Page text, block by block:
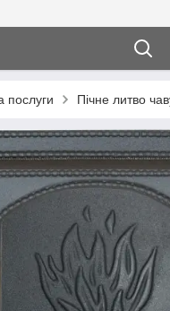
послуги Пічне литво